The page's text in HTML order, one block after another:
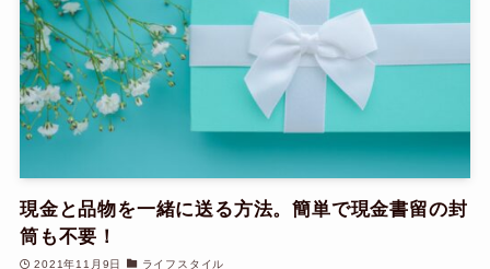
現金と品物を一緒に送る方法。簡単で現金書留の封
筒も不要！
2021年11月9日 ライフスタイル